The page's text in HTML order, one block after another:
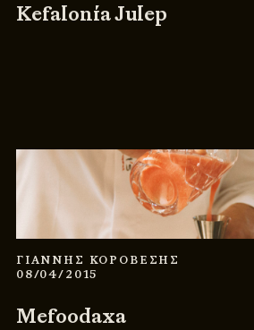
Kefalonía Julep
ΓΙΑΝΝΗΣ ΚΟΡΟΒΕΣΗΣ
08/04/2015
Mefoodaxa